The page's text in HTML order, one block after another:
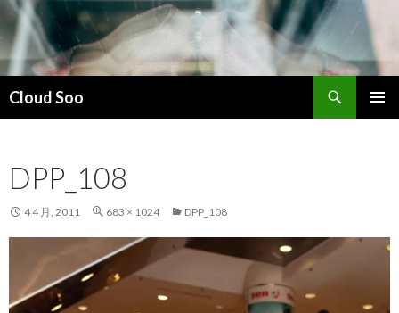
Cloud Soo
索
文
DPP_108
4 4 月, 2011 683 × 1024 DPP_108